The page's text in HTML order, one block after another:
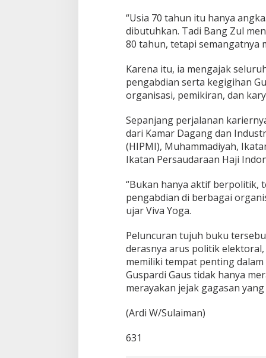
“Usia 70 tahun itu hanya
dibutuhkan. Tadi Bang Zul
80 tahun, tetapi semangatnya
Karena itu, ia mengajak
pengabdian serta kegigihan
organisasi, pemikiran, dan
Sepanjang perjalanan
dari Kamar Dagang dan
(HIPMI), Muhammadiyah,
Ikatan Persaudaraan Haji
“Bukan hanya aktif berpolitik,
pengabdian di berbagai
ujar Viva Yoga.
Peluncuran tujuh buku
derasnya arus politik
memiliki tempat penting
Guspardi Gaus tidak hanya
merayakan jejak gagasan
(Ardi W/Sulaiman)
631